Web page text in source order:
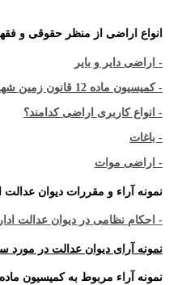
انواع اراضی از منظر حقوقی و
- اراضی دایر و بایر
- کمیسیون ماده 12 قانون زمین شهری
- انواع کاربری اراضی کدامند؟
- باغات
- اراضی موات
نمونه آراء و مقررات دیوان
- احکام نظامی در دیوان عدالت
نمونه آرای دیوان عدالت در
نمونه آراء مربوط به کمیسیون ماده ۳۴ جنگلها و مراتع